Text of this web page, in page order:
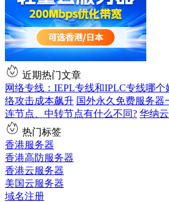
近期热门文章
网络专线：IEPL专线和IPLC专线哪个
络攻击成本飙升 国外永久免费服务器
连节点、中转节点有什么不同? 华纳
热门标签
香港服务器
香港高防服务器
香港云服务器
美国云服务器
域名注册